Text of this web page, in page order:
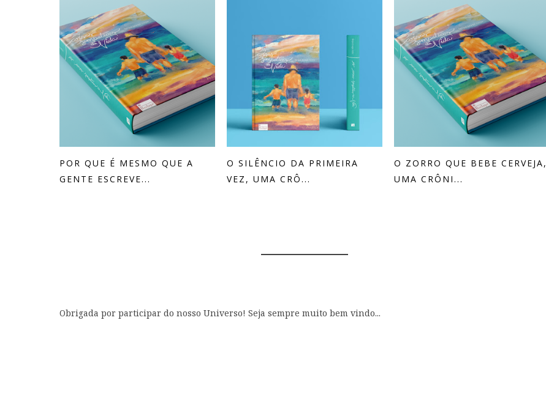
POR QUE É MESMO QUE A
GENTE ESCREVE...
O SILÊNCIO DA PRIMEIRA
VEZ, UMA CRÔ...
O ZORRO QUE BEBE CERVEJA,
UMA CRÔNI...
Obrigada por participar do nosso Universo! Seja sempre muito bem vindo...